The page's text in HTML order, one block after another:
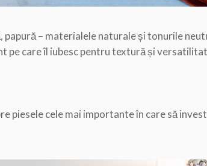
papură – materialele naturale și tonurile
pe care îl iubesc pentru textură și
piesele cele mai importante în care să